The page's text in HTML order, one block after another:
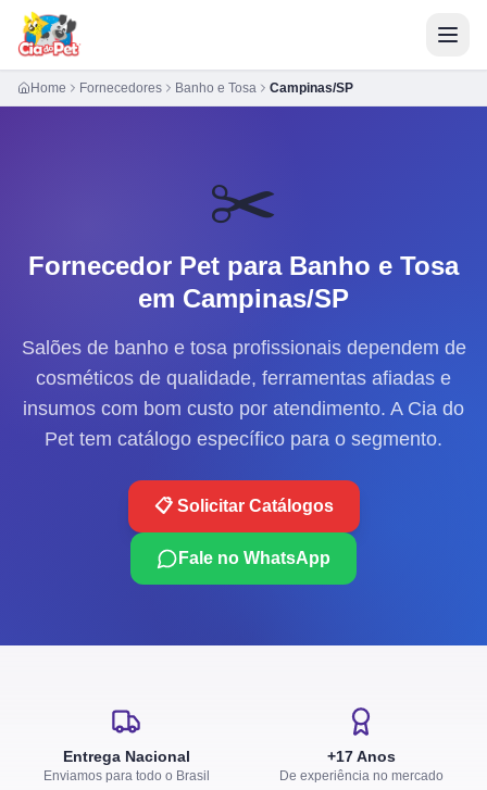
Home Fornecedores Banho e Tosa Campinas/SP
✂️
Fornecedor Pet para Banho e Tosa
em Campinas/SP
Salões de banho e tosa profissionais dependem de
cosméticos de qualidade, ferramentas afiadas e
insumos com bom custo por atendimento. A Cia do
Pet tem catálogo específico para o segmento.
📋 Solicitar Catálogos
Fale no WhatsApp
Entrega Nacional
Enviamos para todo o Brasil
+17 Anos
De experiência no mercado